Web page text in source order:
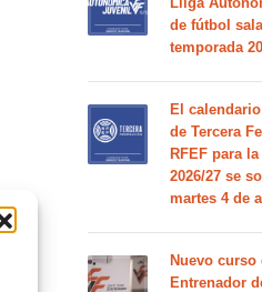
de fútbol
temporada
El
de Tercera
RFEF para
2026/27 se
martes 4 de
Nuevo curso
Entrenador